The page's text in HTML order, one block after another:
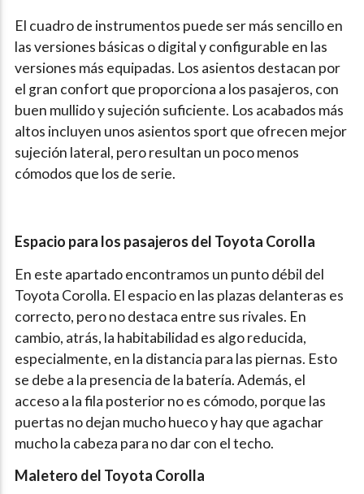
El cuadro de instrumentos puede ser más sencillo en
las versiones básicas o digital y configurable en las
versiones más equipadas. Los asientos destacan por
el gran confort que proporciona a los pasajeros, con
buen mullido y sujeción suficiente. Los acabados más
altos incluyen unos asientos sport que ofrecen mejor
sujeción lateral, pero resultan un poco menos
cómodos que los de serie.
Espacio para los pasajeros del Toyota Corolla
En este apartado encontramos un punto débil del
Toyota Corolla. El espacio en las plazas delanteras es
correcto, pero no destaca entre sus rivales. En
cambio, atrás, la habitabilidad es algo reducida,
especialmente, en la distancia para las piernas. Esto
se debe a la presencia de la batería. Además, el
acceso a la fila posterior no es cómodo, porque las
puertas no dejan mucho hueco y hay que agachar
mucho la cabeza para no dar con el techo.
Maletero del Toyota Corolla